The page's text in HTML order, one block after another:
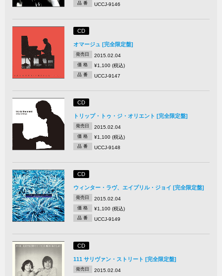
品 番 UCCJ-9146
CD
オマージュ [完全限定盤]
発売日 2015.02.04
価 格 ¥1,100 (税込)
品 番 UCCJ-9147
CD
トリップ・トゥ・ジ・オリエント [完全限定盤]
発売日 2015.02.04
価 格 ¥1,100 (税込)
品 番 UCCJ-9148
CD
ウィンター・ラヴ、エイプリル・ジョイ [完全限定盤]
発売日 2015.02.04
価 格 ¥1,100 (税込)
品 番 UCCJ-9149
CD
111 サリヴァン・ストリート [完全限定盤]
発売日 2015.02.04